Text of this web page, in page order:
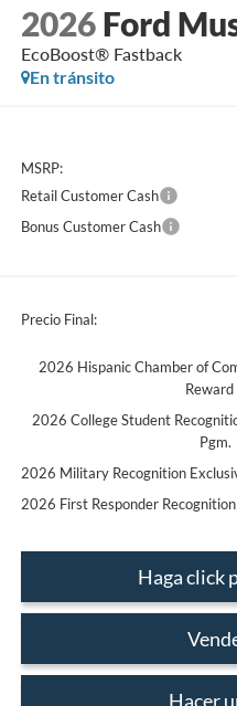
2026 Ford
EcoBoost® Fastback
En tránsito
MSRP:
Retail Customer Cash
Bonus Customer Cash
Precio Final:
2026 Hispanic Chamber of
Reward
2026 College Student
Pgm.
2026 Military Recognition
2026 First Responder
Haga click
Hacer